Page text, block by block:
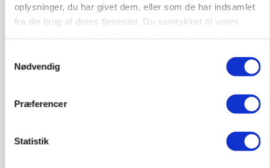
oplysninger, du har givet dem, eller som de har indsamlet
fra din brug af deres tjenester. Du samtykker til vores
Nødvendig
Præferencer
Statistik
9670, Løgstør